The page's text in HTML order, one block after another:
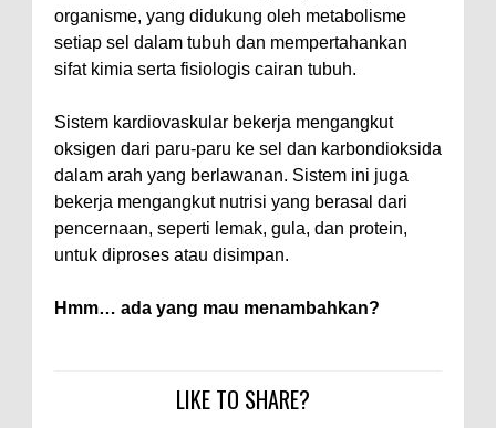
organisme, yang didukung oleh metabolisme
setiap sel dalam tubuh dan mempertahankan
sifat kimia serta fisiologis cairan tubuh.
Sistem kardiovaskular bekerja mengangkut
oksigen dari paru-paru ke sel dan karbondioksida
dalam arah yang berlawanan. Sistem ini juga
bekerja mengangkut nutrisi yang berasal dari
pencernaan, seperti lemak, gula, dan protein,
untuk diproses atau disimpan.
Hmm… ada yang mau menambahkan?
LIKE TO SHARE?